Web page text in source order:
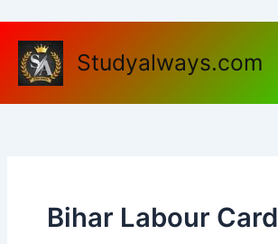
content
Studyalways.com
Bihar Labour Card